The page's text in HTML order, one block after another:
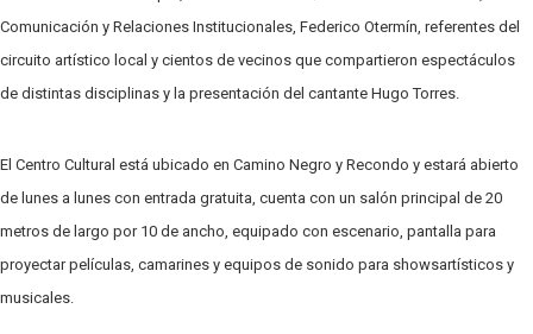
Comunicación y Relaciones Institucionales, Federico Otermín, referentes del
circuito artístico local y cientos de vecinos que compartieron espectáculos
de distintas disciplinas y la presentación del cantante Hugo Torres.
El Centro Cultural está ubicado en Camino Negro y Recondo y estará abierto
de lunes a lunes con entrada gratuita, cuenta con un salón principal de 20
metros de largo por 10 de ancho, equipado con escenario, pantalla para
proyectar películas, camarines y equipos de sonido para showsartísticos y
musicales.